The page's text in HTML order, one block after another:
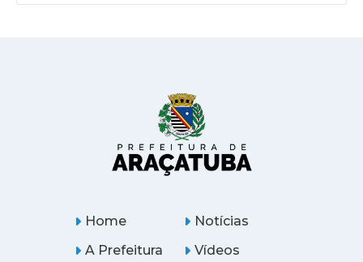
Home
A Prefeitura
Notícias
Vídeos